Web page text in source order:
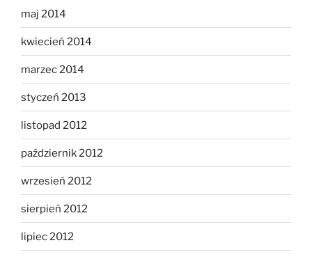
maj 2014
kwiecień 2014
marzec 2014
styczeń 2013
listopad 2012
październik 2012
wrzesień 2012
sierpień 2012
lipiec 2012